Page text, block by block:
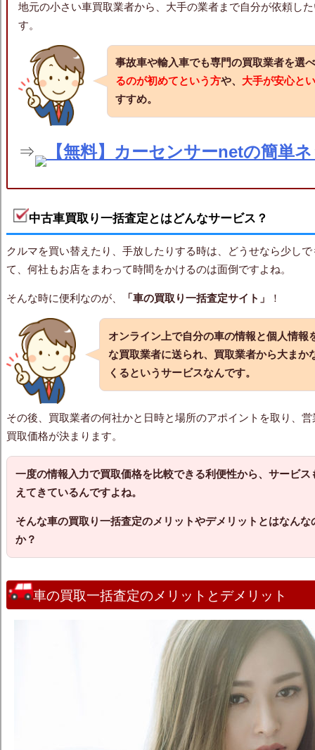
地元の小さい車買取業者から、大手の業者まで自分が依頼し
す。
事故車や輸入車でも専門の買取業者を選
るのが初めてという方や、 大手が安心と
すすめ。
⇒ 【無料】カーセンサーnetの簡単
中古車買取り一括査定とはどんなサービス？
クルマを買い替えたり、手放したりする時は、どうせなら少し
て、何社もお店をまわって時間をかけるのは面倒ですよね。
そんな時に便利なのが、 「車の買取り一括査定サイト」 ！
オンライン上で自分の車の情報と個人情報
な買取業者に送られ、買取業者から大まか
くるというサービスなんです。
その後、買取業者の何社かと日時と場所のアポイントを取り、
買取価格が決まります。
一度の情報入力で買取価格を比較できる利便性から、サービス
えてきているんですよね。
そんな車の買取り一括査定のメリットやデメリットとはなんな
か？
車の買取一括査定のメリットとデメリット